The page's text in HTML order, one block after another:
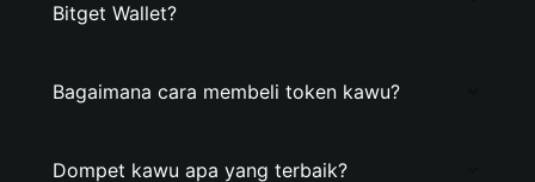
Bitget Wallet?
Bagaimana cara membeli token kawu?
Dompet kawu apa yang terbaik?